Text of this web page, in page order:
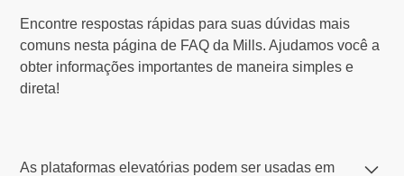
Encontre respostas rápidas para suas dúvidas mais
comuns nesta página de FAQ da Mills. Ajudamos você a
obter informações importantes de maneira simples e
direta!
As plataformas elevatórias podem ser usadas em